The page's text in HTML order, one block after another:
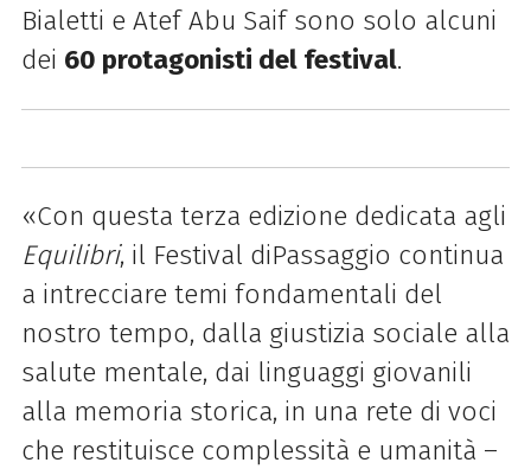
Bialetti e Atef Abu Saif sono solo alcuni
dei 60 protagonisti del festival.
«Con questa terza edizione dedicata agli
Equilibri, il Festival diPassaggio continua
a intrecciare temi fondamentali del
nostro tempo, dalla giustizia sociale alla
salute mentale, dai linguaggi giovanili
alla memoria storica, in una rete di voci
che restituisce complessità e umanità –